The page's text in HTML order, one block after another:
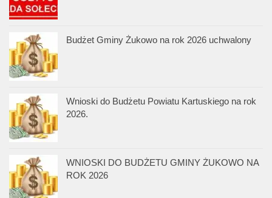
Budżet Gminy Żukowo na rok 2026 uchwalony
Wnioski do Budżetu Powiatu Kartuskiego na rok
2026.
WNIOSKI DO BUDŻETU GMINY ŻUKOWO NA
ROK 2026